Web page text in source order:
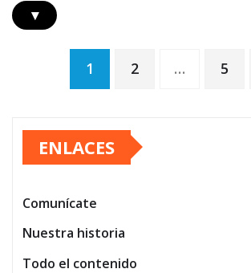
▾
Posts
pagination
1 2 … 5
ENLACES
Comunícate
Nuestra historia
Todo el contenido